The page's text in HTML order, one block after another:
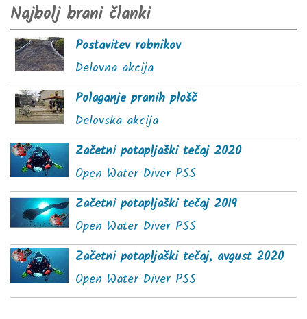
Najbolj brani članki
Postavitev robnikov
Delovna akcija
Polaganje pranih plošč
Delovska akcija
Začetni potapljaški tečaj 2020
Open Water Diver PSS
Začetni potapljaški tečaj 2019
Open Water Diver PSS
Začetni potapljaški tečaj, avgust 2020
Open Water Diver PSS